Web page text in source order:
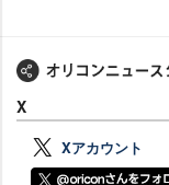
X
Xアカウント